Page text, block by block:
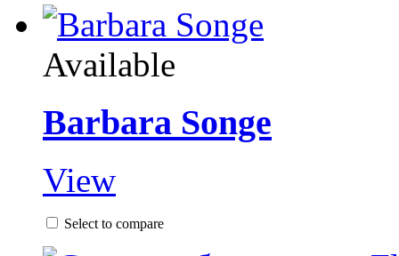
Available
Barbara Songe
View
Select to compare